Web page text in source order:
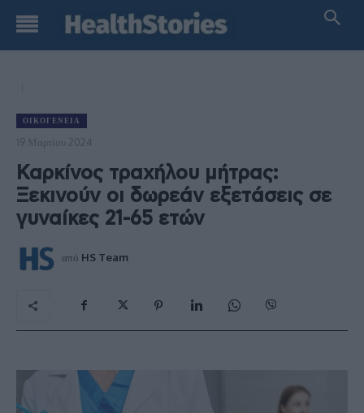
ΟΙΚΟΓΈΝΕΙΑ
19 Μαρτίου 2024
Καρκίνος τραχήλου μήτρας:
Ξεκινούν οι δωρεάν εξετάσεις σε
γυναίκες 21-65 ετών
από HS Team